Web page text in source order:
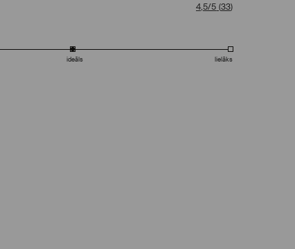
4,5/5 (33)
ideāls lielāks